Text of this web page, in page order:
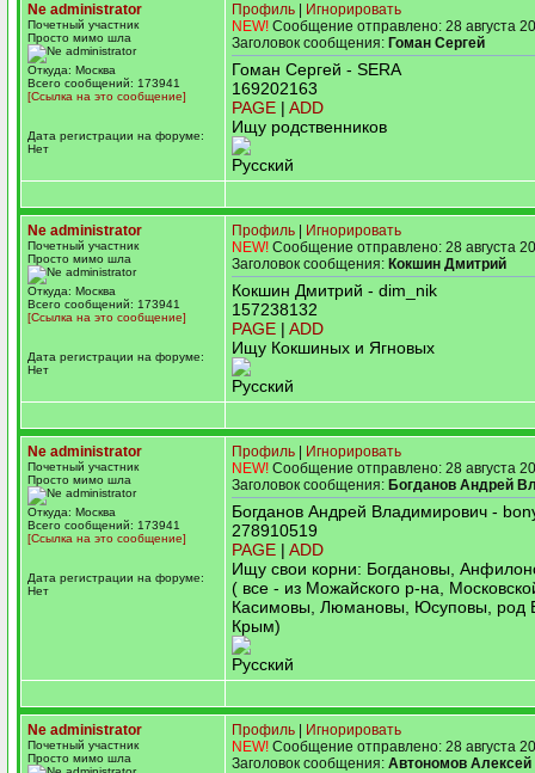
Ne administrator
Почетный участник
Просто мимо шла
Откуда: Москва
Всего сообщений: 173941
[Ссылка на это сообщение]
Дата регистрации на форуме:
Нет
Профиль
Игнорировать
NEW! Сообщение отправлено: 28 августа
Заголовок сообщения: Гоман Сергей
Гоман Сергей - SERA
169202163
PAGE | ADD
Ищу родственников
Русский
Ne administrator
Почетный участник
Просто мимо шла
Откуда: Москва
Всего сообщений: 173941
[Ссылка на это сообщение]
Дата регистрации на форуме:
Нет
Профиль
Игнорировать
NEW! Сообщение отправлено: 28 августа
Заголовок сообщения: Кокшин Дмитрий
Кокшин Дмитрий - dim_nik
157238132
PAGE | ADD
Ищу Кокшиных и Ягновых
Русский
Ne administrator
Почетный участник
Просто мимо шла
Откуда: Москва
Всего сообщений: 173941
[Ссылка на это сообщение]
Дата регистрации на форуме:
Нет
Профиль
Игнорировать
NEW! Сообщение отправлено: 28 августа
Заголовок сообщения: Богданов Андрей
Богданов Андрей Владимирович -
278910519
PAGE | ADD
Ищу свои корни: Богдановы,
( все - из Можайского р-на,
Касимовы, Люмановы, Юсуповы, род
Крым)
Русский
Ne administrator
Почетный участник
Просто мимо шла
Профиль
Игнорировать
NEW! Сообщение отправлено: 28 августа
Заголовок сообщения: Автономов Алексей